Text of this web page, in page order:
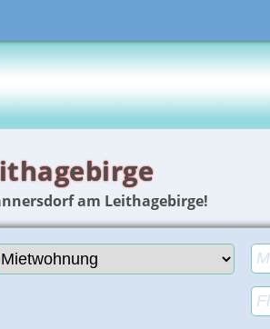
am Leithagebirge!